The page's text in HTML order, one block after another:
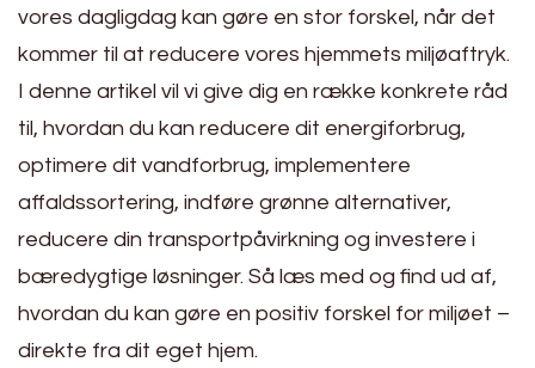
vores dagligdag kan gøre en stor forskel, når det
kommer til at reducere vores hjemmets miljøaftryk.
I denne artikel vil vi give dig en række konkrete råd
til, hvordan du kan reducere dit energiforbrug,
optimere dit vandforbrug, implementere
affaldssortering, indføre grønne alternativer,
reducere din transportpåvirkning og investere i
bæredygtige løsninger. Så læs med og find ud af,
hvordan du kan gøre en positiv forskel for miljøet –
direkte fra dit eget hjem.